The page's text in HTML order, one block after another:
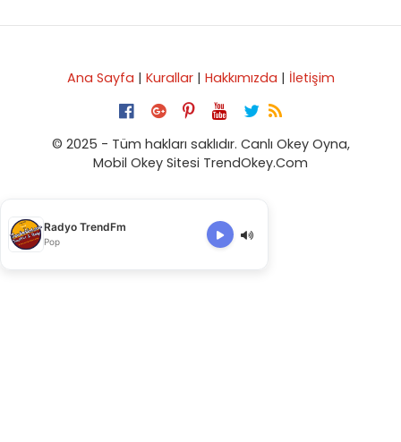
Ana Sayfa | Kurallar| Hakkımızda | İletişim
© 2025 - Tüm hakları saklıdır. Canlı Okey Oyna,
Mobil Okey Sitesi TrendOkey.Com